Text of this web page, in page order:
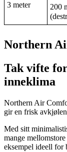
3 meter 200
Northern
Tak vifte
inneklima
Northern Air
gir en frisk
Med sitt
mange
eksempel ideell for